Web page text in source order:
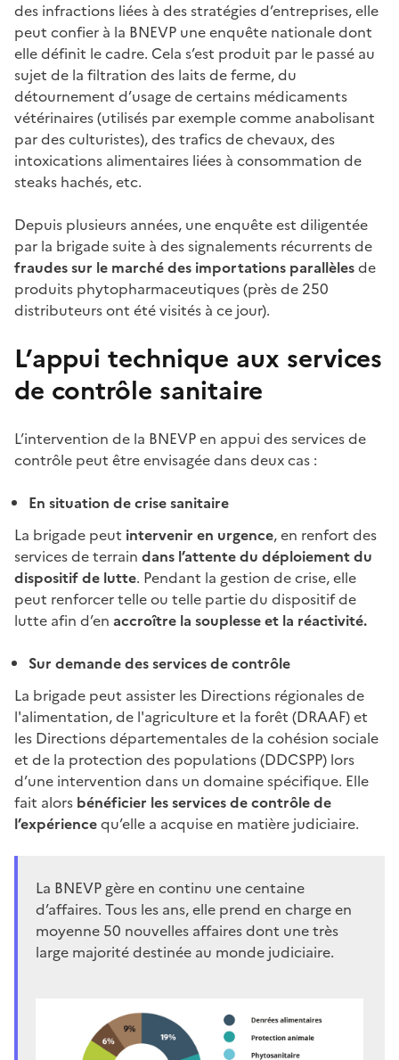
des infractions liées à des stratégies d’entreprises, elle
peut confier à la BNEVP une enquête nationale dont
elle définit le cadre. Cela s’est produit par le passé au
sujet de la filtration des laits de ferme, du
détournement d’usage de certains médicaments
vétérinaires (utilisés par exemple comme anabolisant
par des culturistes), des trafics de chevaux, des
intoxications alimentaires liées à consommation de
steaks hachés, etc.
Depuis plusieurs années, une enquête est diligentée
par la brigade suite à des signalements récurrents de
fraudes sur le marché des importations parallèlesde
produits phytopharmaceutiques (près de 250
distributeurs ont été visités à ce jour).
L’appui technique aux services
de contrôle sanitaire
L’intervention de la BNEVP en appui des services de
contrôle peut être envisagée dans deux cas :
En situation de crise sanitaire
La brigade peut intervenir en urgence, en renfort des
services de terrain dans l’attente du déploiement du
dispositif de lutte. Pendant la gestion de crise, elle
peut renforcer telle ou telle partie du dispositif de
lutte afin d’en accroître la souplesse et la réactivité.
Sur demande des services de contrôle
La brigade peut assister les Directions régionales de
l'alimentation, de l'agriculture et la forêt (DRAAF) et
les Directions départementales de la cohésion sociale
et de la protection des populations (DDCSPP) lors
d’une intervention dans un domaine spécifique. Elle
fait alors bénéficier les services de contrôle de
l’expériencequ’elle a acquise en matière judiciaire.
La BNEVP gère en continu une centaine
d’affaires. Tous les ans, elle prend en charge en
moyenne 50 nouvelles affaires dont une très
large majorité destinée au monde judiciaire.